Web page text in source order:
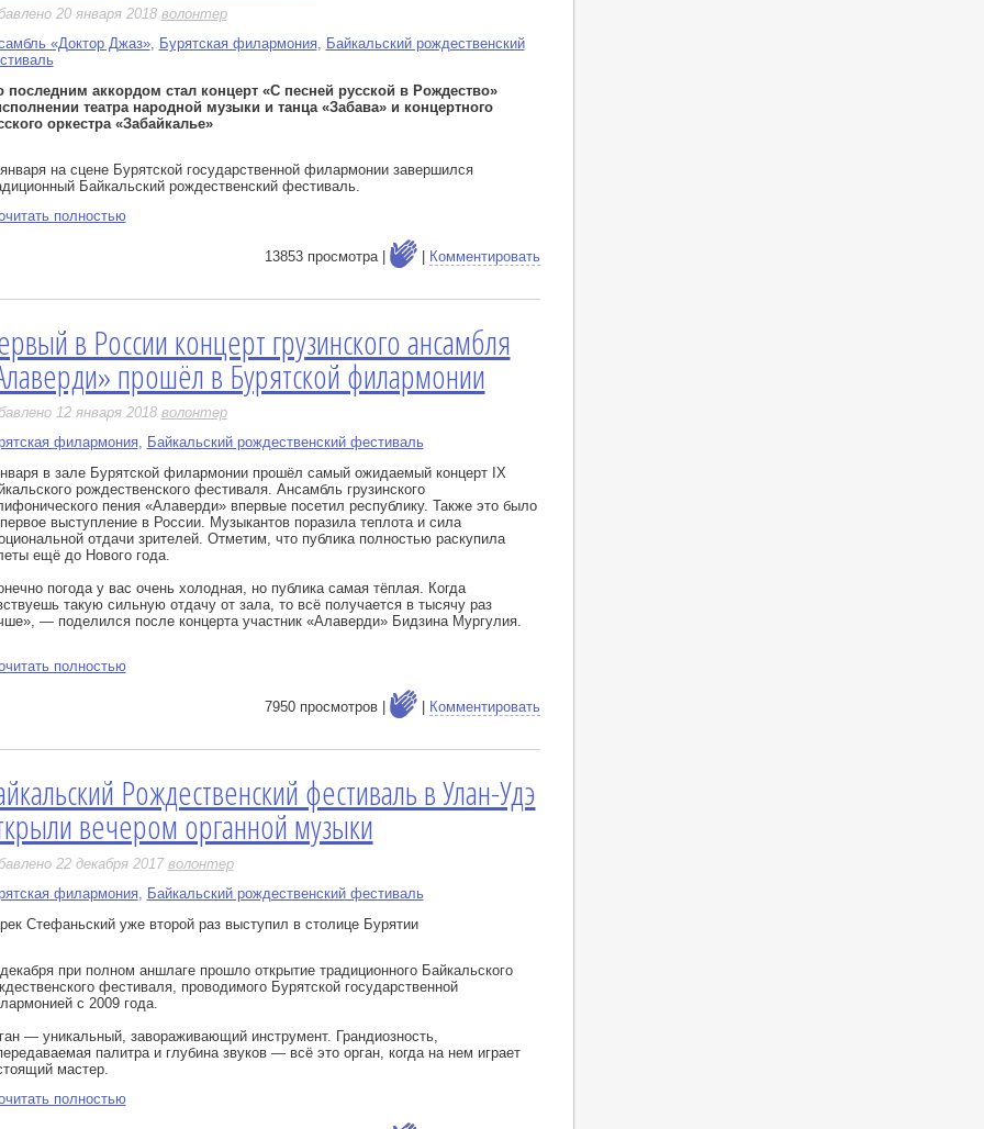
20 января 2018 волонтер
«Доктор Джаз», Бурятская филармония, Байкальский рождественский
последним аккордом стал концерт «С песней русской в Рождество»
театра народной музыки и танца «Забава» и концертного
оркестра «Забайкалье»
на сцене Бурятской государственной филармонии завершился
Байкальский рождественский фестиваль.
полностью
13853 просмотра | | Комментировать
в России концерт грузинского ансамбля
прошёл в Бурятской филармонии
12 января 2018 волонтер
филармония, Байкальский рождественский фестиваль
в зале Бурятской филармонии прошёл самый ожидаемый концерт IX
рождественского фестиваля. Ансамбль грузинского
пения «Алаверди» впервые посетил республику. Также это было
выступление в России. Музыкантов поразила теплота и сила
отдачи зрителей. Отметим, что публика полностью раскупила
ещё до Нового года.
погода у вас очень холодная, но публика самая тёплая. Когда
такую сильную отдачу от зала, то всё получается в тысячу раз
— поделился после концерта участник «Алаверди» Бидзина Мургулия.
полностью
7950 просмотров | Комментировать
Рождественский фестиваль в Улан-Удэ
вечером органной музыки
22 декабря 2017волонтер
филармония,
Байкальский рождественский фестиваль
Стефаньский уже второй раз выступил в столице Бурятии
при полном аншлаге прошло открытие традиционного Байкальского
фестиваля, проводимого Бурятской государственной
с 2009 года.
— уникальный, завораживающий инструмент. Грандиозность,
палитра и глубина звуков — всё это орган, когда на нем играет
мастер.
полностью